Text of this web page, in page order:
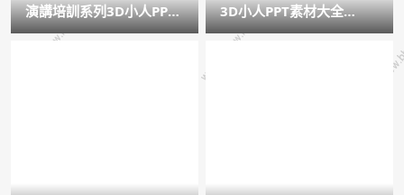
演講培訓系列3D小人PPT
素材
3D小人PPT素材大全
（上）